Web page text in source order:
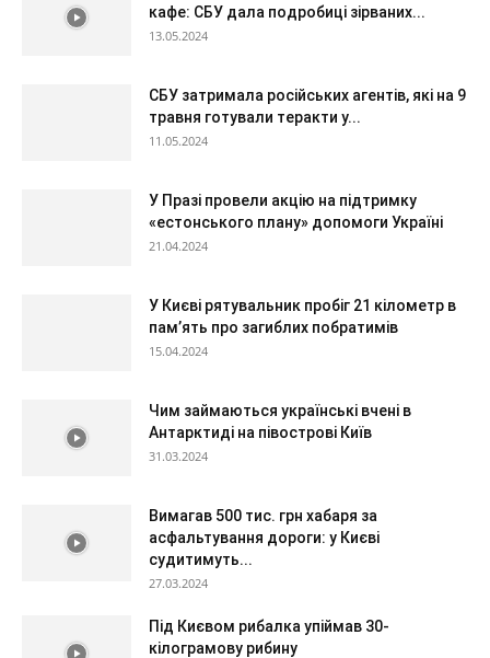
кафе: СБУ дала подробиці зірваних...
13.05.2024
СБУ затримала російських агентів, які на 9
травня готували теракти у...
11.05.2024
У Празі провели акцію на підтримку
«естонського плану» допомоги Україні
21.04.2024
У Києві рятувальник пробіг 21 кілометр в
пам’ять про загиблих побратимів
15.04.2024
Чим займаються українські вчені в
Антарктиді на півострові Київ
31.03.2024
Вимагав 500 тис. грн хабаря за
асфальтування дороги: у Києві
судитимуть...
27.03.2024
Під Києвом рибалка упіймав 30-
кілограмову рибину